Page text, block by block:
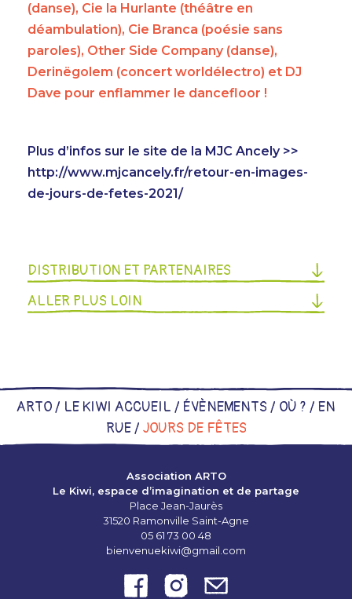
(danse), Cie la Hurlante (théâtre en
déambulation), Cie Branca (poésie sans
paroles), Other Side Company (danse),
Derinëgolem (concert worldélectro) et DJ
Dave pour enflammer le dancefloor !
Plus d’infos sur le site de la MJC Ancely >>
http://www.mjcancely.fr/retour-en-images-
de-jours-de-fetes-2021/
DISTRIBUTION ET PARTENAIRES
ALLER PLUS LOIN
ARTO / LE KIWI ACCUEIL / ÉVÈNEMENTS / OÙ ? / EN
RUE/ JOURS DE FÊTES
Association ARTO
Le Kiwi, espace d’imagination et de partage
Place Jean-Jaurès
31520 Ramonville Saint-Agne
05 61 73 00 48
bienvenuekiwi@gmail.com